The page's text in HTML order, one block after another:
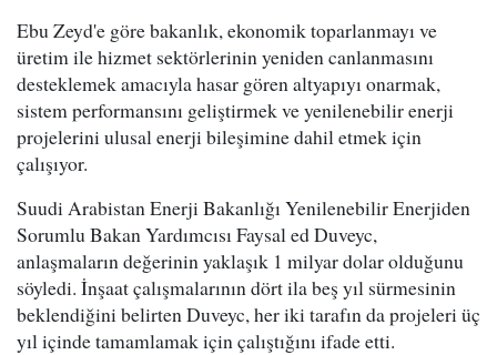
Ebu Zeyd'e göre bakanlık, ekonomik toparlanmayı ve
üretim ile hizmet sektörlerinin yeniden canlanmasını
desteklemek amacıyla hasar gören altyapıyı onarmak,
sistem performansını geliştirmek ve yenilenebilir enerji
projelerini ulusal enerji bileşimine dahil etmek için
çalışıyor.
Suudi Arabistan Enerji Bakanlığı Yenilenebilir Enerjiden
Sorumlu Bakan Yardımcısı Faysal ed Duveyc,
anlaşmaların değerinin yaklaşık 1 milyar dolar olduğunu
söyledi. İnşaat çalışmalarının dört ila beş yıl sürmesinin
beklendiğini belirten Duveyc, her iki tarafın da projeleri üç
yıl içinde tamamlamak için çalıştığını ifade etti.